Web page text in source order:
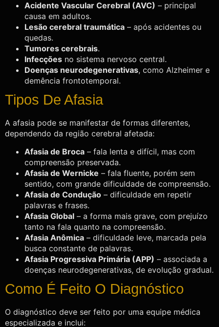
Acidente Vascular Cerebral (AVC) – principal
causa em adultos.
Lesão cerebral traumática – após acidentes ou
quedas.
Tumores cerebrais.
Infecções no sistema nervoso central.
Doenças neurodegenerativas, como Alzheimer e
demência frontotemporal.
Tipos De Afasia
A afasia pode se manifestar de formas diferentes,
dependendo da região cerebral afetada:
Afasia de Broca – fala lenta e difícil, mas com
compreensão preservada.
Afasia de Wernicke – fala fluente, porém sem
sentido, com grande dificuldade de compreensão.
Afasia de Condução – dificuldade em repetir
palavras e frases.
Afasia Global – a forma mais grave, com prejuízo
tanto na fala quanto na compreensão.
Afasia Anômica – dificuldade leve, marcada pela
busca constante de palavras.
Afasia Progressiva Primária (APP) – associada a
doenças neurodegenerativas, de evolução gradual.
Como É Feito O Diagnóstico
O diagnóstico deve ser feito por uma equipe médica
especializada e inclui: